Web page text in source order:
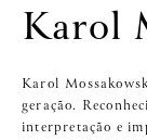
Karol
Karol
geração.
interpretação e